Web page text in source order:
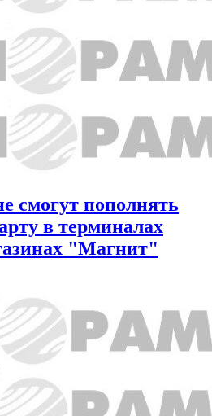
смогут пополнять
в терминалах
"Магнит"